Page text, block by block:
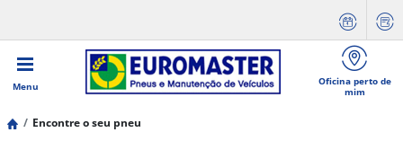
Menu
Oficina perto de
mim
Encontre o seu pneu